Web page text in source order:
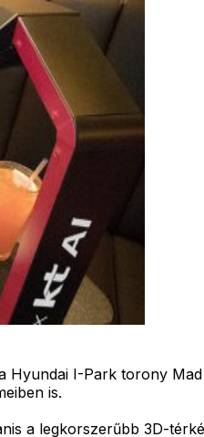
Hyundai I-Park torony
is.
a legkorszerűbb 3D-